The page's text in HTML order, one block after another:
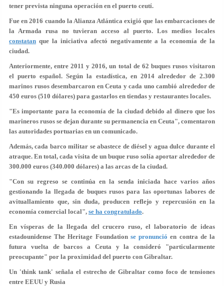
tener prevista ninguna operación en el puerto ceutí.
Fue en 2016 cuando la Alianza Atlántica exigió que las embarcaciones de
la Armada rusa no tuvieran acceso al puerto. Los medios locales
constatan que la iniciativa afectó negativamente a la economía de la
ciudad.
Anteriormente, entre 2011 y 2016, un total de 62 buques rusos visitaron
el puerto español. Según la estadística, en 2014 alrededor de 2.300
marinos rusos desembarcaron en Ceuta y cada uno cambió alrededor de
450 euros (510 dólares) para gastarlos en tiendas y restaurantes locales.
"Es importante para la economía de la ciudad debido al dinero que los
marineros rusos se dejan durante su permanencia en Ceuta", comentaron
las autoridades portuarias en un comunicado.
Además, cada barco militar se abastece de diésel y agua dulce durante el
atraque. En total, cada visita de un buque ruso solía aportar alrededor de
300.000 euros (340.000 dólares) a las arcas de la ciudad.
"Con su regreso se continúa en la senda iniciada hace varios años
gestionando la llegada de buques rusos para las oportunas labores de
avituallamiento que, sin duda, producen reflejo y repercusión en la
economía comercial local", se ha congratulado.
En vísperas de la llegada del crucero ruso, el laboratorio de ideas
estadounidense The Heritage Foundation se pronunció en contra de la
futura vuelta de barcos a Ceuta y la consideró "particularmente
preocupante" por la proximidad del puerto con Gibraltar.
Un 'think tank' señala el estrecho de Gibraltar como foco de tensiones
entre EEUU y Rusia